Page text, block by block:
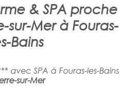
& SPA proche
sur-Mer à Fouras-
Bains
avec SPA à Fouras-les-Bains
sur-Mer